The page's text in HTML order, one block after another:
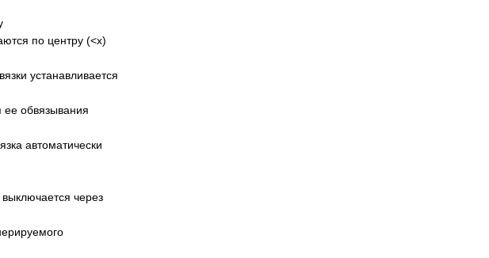
по центру (<x)
устанавливается
обвязывания
автоматически
через